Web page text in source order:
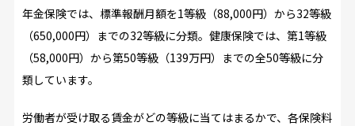
年金保険では、標準報酬月額を1等級（88,000円）から32等級
（650,000円）までの32等級に分類。健康保険では、第1等級
（58,000円）から第50等級（139万円）までの全50等級に分
類しています。
労働者が受け取る賃金がどの等級に当てはまるかで、各保険料